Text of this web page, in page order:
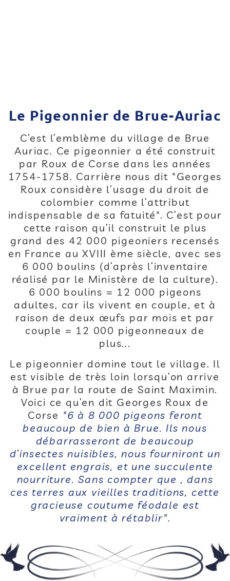
Le Pigeonnier de Brue-Auriac
C’est l’emblème du village de Brue
Auriac. Ce pigeonnier a été construit
par Roux de Corse dans les années
1754-1758. Carrière nous dit "Georges
Roux considère l’usage du droit de
colombier comme l’attribut
indispensable de sa fatuité". C’est pour
cette raison qu’il construit le plus
grand des 42 000 pigeoniers recensés
en France au XVIII ème siècle, avec ses
6 000 boulins (d’après l’inventaire
réalisé par le Ministère de la culture).
6 000 boulins = 12 000 pigeons
adultes, car ils vivent en couple, et à
raison de deux œufs par mois et par
couple = 12 000 pigeonneaux de
plus...
Le pigeonnier domine tout le village. Il
est visible de très loin lorsqu’on arrive
à Brue par la route de Saint Maximin.
Voici ce qu’en dit Georges Roux de
Corse "6 à 8 000 pigeons feront
beaucoup de bien à Brue. Ils nous
débarrasseront de beaucoup
d’insectes nuisibles, nous fourniront un
excellent engrais, et une succulente
nourriture. Sans compter que , dans
ces terres aux vieilles traditions, cette
gracieuse coutume féodale est
vraiment à rétablir".